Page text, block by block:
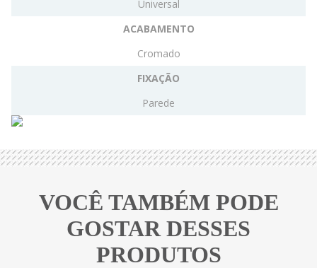
Universal
ACABAMENTO
Cromado
FIXAÇÃO
Parede
VOCÊ TAMBÉM PODE
GOSTAR DESSES
PRODUTOS